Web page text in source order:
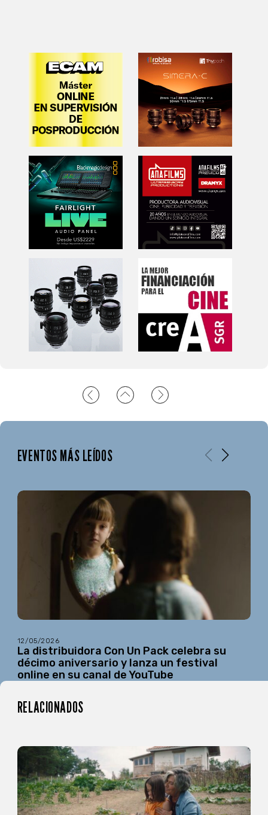
EVENTOS MÁS LEÍDOS
12/05/2026
La distribuidora Con Un Pack celebra su
décimo aniversario y lanza un festival
online en su canal de YouTube
RELACIONADOS